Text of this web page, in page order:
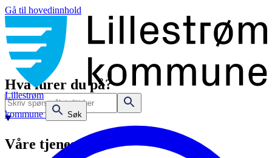
Gå til hovedinnhold
Lillestrøm
kommune
Søk
Hva lurer du på?
Våre tjenester